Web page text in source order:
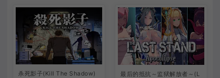
杀死影子(Kill The Shadow)
最后的抵抗～监狱解放者～(L